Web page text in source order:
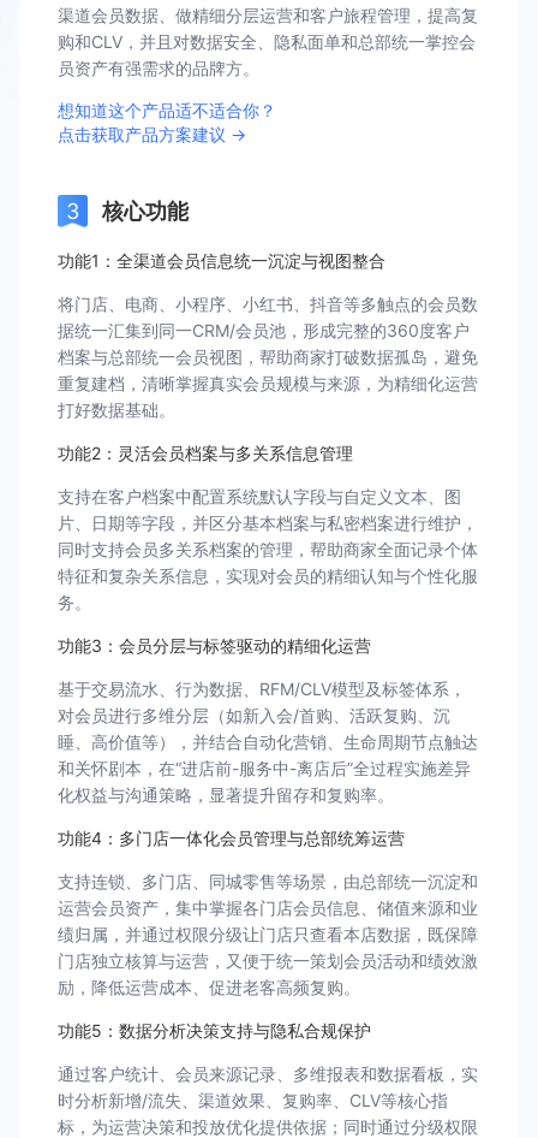
渠道会员数据、做精细分层运营和客户旅程管理，提高复
购和CLV，并且对数据安全、隐私面单和总部统一掌控会
员资产有强需求的品牌方。
想知道这个产品适不适合你？
点击获取产品方案建议 →
核心功能
功能1：全渠道会员信息统一沉淀与视图整合
将门店、电商、小程序、小红书、抖音等多触点的会员数
据统一汇集到同一CRM/会员池，形成完整的360度客户
档案与总部统一会员视图，帮助商家打破数据孤岛，避免
重复建档，清晰掌握真实会员规模与来源，为精细化运营
打好数据基础。
功能2：灵活会员档案与多关系信息管理
支持在客户档案中配置系统默认字段与自定义文本、图
片、日期等字段，并区分基本档案与私密档案进行维护，
同时支持会员多关系档案的管理，帮助商家全面记录个体
特征和复杂关系信息，实现对会员的精细认知与个性化服
务。
功能3：会员分层与标签驱动的精细化运营
基于交易流水、行为数据、RFM/CLV模型及标签体系，
对会员进行多维分层（如新入会/首购、活跃复购、沉
睡、高价值等），并结合自动化营销、生命周期节点触达
和关怀剧本，在“进店前-服务中-离店后”全过程实施差异
化权益与沟通策略，显著提升留存和复购率。
功能4：多门店一体化会员管理与总部统筹运营
支持连锁、多门店、同城零售等场景，由总部统一沉淀和
运营会员资产，集中掌握各门店会员信息、储值来源和业
绩归属，并通过权限分级让门店只查看本店数据，既保障
门店独立核算与运营，又便于统一策划会员活动和绩效激
励，降低运营成本、促进老客高频复购。
功能5：数据分析决策支持与隐私合规保护
通过客户统计、会员来源记录、多维报表和数据看板，实
时分析新增/流失、渠道效果、复购率、CLV等核心指
标，为运营决策和投放优化提供依据；同时通过分级权限